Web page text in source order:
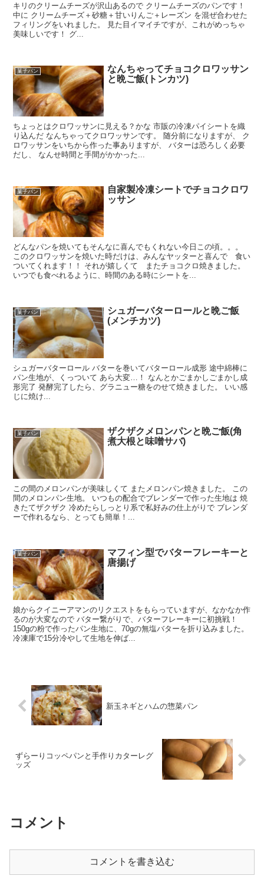
キリのクリームチーズが沢山あるので クリームチーズのパンです！
中に クリームチーズ＋砂糖＋甘いりんご＋レーズン を混ぜ合わせた
フィリングをいれました。 見た目イマイチですが、これがめっちゃ
美味しいです！ グ...
菓子パン
なんちゃってチョコクロワッサン
と晩ご飯(トンカツ)
ちょっとはクロワッサンに見える？かな 市販の冷凍パイシートを織
り込んだ なんちゃってクロワッサンです。 随分前になりますが、 ク
ロワッサンをいちから作った事ありますが、 バターは恐ろしく必要
だし、 なんせ時間と手間がかかった...
菓子パン
自家製冷凍シートでチョコクロワ
ッサン
どんなパンを焼いてもそんなに喜んでもくれない今日この頃。。。
このクロワッサンを焼いた時だけは、みんなヤッターと喜んで 食い
ついてくれます！！ それが嬉しくて またチョコクロ焼きました。
いつでも食べれるように、時間のある時にシートを...
菓子パン
シュガーバターロールと晩ご飯
(メンチカツ)
シュガーバターロール バターを巻いてバターロール成形 途中綿棒に
パン生地が、くっついて あら大変…！ なんとかごまかしごまかし成
形完了 発酵完了したら、グラニュー糖をのせて焼きました。 いい感
じに焼け...
菓子パン
ザクザクメロンパンと晩ご飯(角
煮大根と味噌サバ)
この間のメロンパンが美味しくて またメロンパン焼きました。 この
間のメロンパン生地。 いつもの配合でブレンダーで作った生地は 焼
きたてザクザク 冷めたらしっとり系で私好みの仕上がりで ブレンダ
ーで作れるなら、とっても簡単！...
菓子パン
マフィン型でバターフレーキーと
唐揚げ
娘からクイニーアマンのリクエストをもらっていますが、なかなか作
るのが大変なので バター繋がりで、バターフレーキーに初挑戦！
150gの粉で作ったパン生地に、70gの無塩バターを折り込みました。
冷凍庫で15分冷やして生地を伸ば...
新玉ネギとハムの惣菜パン
ずらーりコッペパンと手作りカターレグ
ッズ
コメント
コメントを書き込む